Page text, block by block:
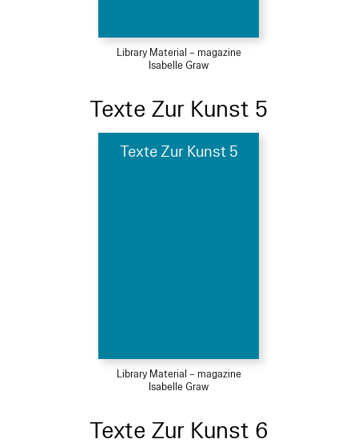
Library Material – magazine
Isabelle Graw
Texte Zur Kunst 5
Texte Zur Kunst 5
Library Material – magazine
Isabelle Graw
Texte Zur Kunst 6